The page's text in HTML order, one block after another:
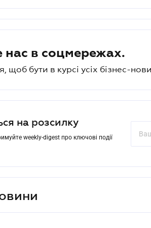
нас в соцмережах.
щоб бути в курсі усіх бізнес-
на розсилку
weekly-digest про ключові події